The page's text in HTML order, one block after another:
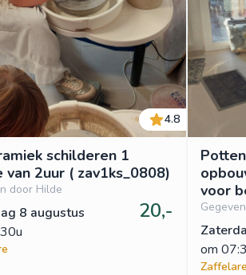
4.8
schilderen 1
van 2uur ( zav1ks_0808)
door Hilde
8 augustus
20,-
voor
om